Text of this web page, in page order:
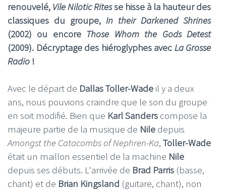
renouvelé, Vile Nilotic Ritesse hisse à la hauteur des
classiques du groupe, In their Darkened Shrines
(2002) ou encore Those Whom the Gods Detest
(2009). Décryptage des hiéroglyphes avec La Grosse
Radio !
Avec le départ de Dallas Toller-Wade il y a deux
ans, nous pouvions craindre que le son du groupe
en soit modifié. Bien que Karl Sanders compose la
majeure partie de la musique de Nile depuis
Amongst the Catacombs of Nephren-Ka, Toller-Wade
était un maillon essentiel de la machine Nile
depuis ses débuts. L'arrivée de Brad Parris (basse,
chant) et de Brian Kingsland (guitare, chant), non